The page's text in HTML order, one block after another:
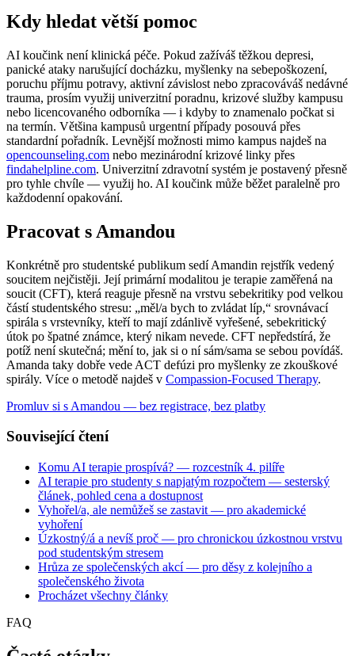
Kdy hledat větší pomoc
AI koučink není klinická péče. Pokud zažíváš těžkou depresi,
panické ataky narušující docházku, myšlenky na sebepoškození,
poruchu příjmu potravy, aktivní závislost nebo zpracováváš nedávné
trauma, prosím využij univerzitní poradnu, krizové služby kampusu
nebo licencovaného odborníka — i kdyby to znamenalo počkat si
na termín. Většina kampusů urgentní případy posouvá přes
standardní pořadník. Levnější možnosti mimo kampus najdeš na
opencounseling.com nebo mezinárodní krizové linky přes
findahelpline.com. Univerzitní zdravotní systém je postavený přesně
pro tyhle chvíle — využij ho. AI koučink může běžet paralelně pro
každodenní opakování.
Pracovat s Amandou
Konkrétně pro studentské publikum sedí Amandin rejstřík vedený
soucitem nejčistěji. Její primární modalitou je terapie zaměřená na
soucit (CFT), která reaguje přesně na vrstvu sebekritiky pod velkou
částí studentského stresu: „měl/a bych to zvládat líp,“ srovnávací
spirála s vrstevníky, kteří to mají zdánlivě vyřešené, sebekritický
útok po špatné známce, který nikam nevede. CFT nepředstírá, že
potíž není skutečná; mění to, jak si o ní sám/sama se sebou povídáš.
Amanda taky dobře vede ACT defúzi pro myšlenky ze zkouškové
spirály. Více o metodě najdeš v Compassion-Focused Therapy.
Promluv si s Amandou — bez registrace, bez platby
Související čtení
Komu AI terapie prospívá? — rozcestník 4. pilíře
AI terapie pro studenty s napjatým rozpočtem — sesterský
článek, pohled cena a dostupnost
Vyhořel/a, ale nemůžeš se zastavit — pro akademické
vyhoření
Úzkostný/á a nevíš proč — pro chronickou úzkostnou vrstvu
pod studentským stresem
Hrůza ze společenských akcí — pro děsy z kolejního a
společenského života
Procházet všechny články
FAQ